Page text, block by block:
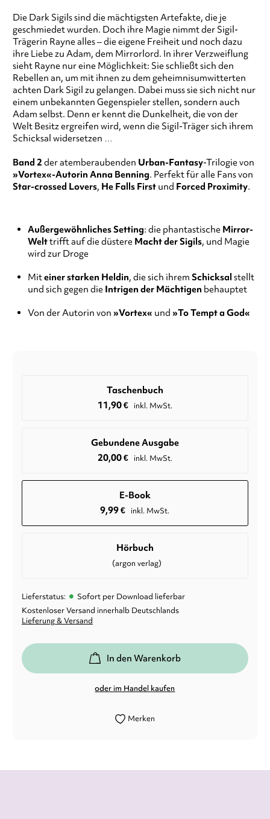
Die Dark Sigils sind die mächtigsten Artefakte, die je
geschmiedet wurden. Doch ihre Magie nimmt der Sigil-
Trägerin Rayne alles – die eigene Freiheit und noch dazu
ihre Liebe zu Adam, dem Mirrorlord. In ihrer Verzweiflung
sieht Rayne nur eine Möglichkeit: Sie schließt sich den
Rebellen an, um mit ihnen zu dem geheimnisumwitterten
achten Dark Sigil zu gelangen. Dabei muss sie sich nicht nur
einem unbekannten Gegenspieler stellen, sondern auch
Adam selbst. Denn er kennt die Dunkelheit, die von der
Welt Besitz ergreifen wird, wenn die Sigil-Träger sich ihrem
Schicksal widersetzen …
Band 2 der atemberaubenden Urban-Fantasy-Trilogie von
»Vortex«-Autorin Anna Benning. Perfekt für alle Fans von
Star-crossed Lovers, He Falls First und Forced Proximity.
Außergewöhnliches Setting: die phantastische Mirror-
Welttrifft auf die düstere Macht der Sigils, und Magie
wird zur Droge
Miteiner starken Heldin, die sich ihrem Schicksal stellt
und sich gegen die Intrigen der Mächtigen behauptet
Von der Autorin von »Vortex« und »To Tempt a God«
Taschenbuch
11,90€ inkl. MwSt.
Gebundene Ausgabe
20,00€ inkl. MwSt.
E-Book
9,99€ inkl. MwSt.
Hörbuch
(argon verlag)
Lieferstatus: • Sofort per Download lieferbar
Kostenloser Versand innerhalb Deutschlands
Lieferung & Versand
In den Warenkorb
oder im Handel kaufen
Merken